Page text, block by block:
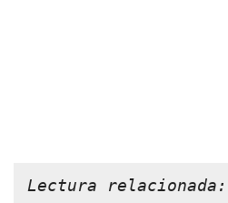
Lectura relacionada: